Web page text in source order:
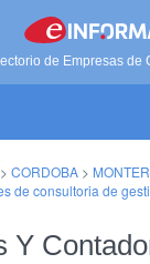
de Empresas de
> CORDOBA >
de consultoria de
Y